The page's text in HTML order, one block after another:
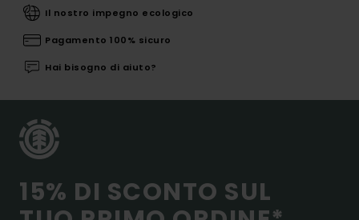
Il nostro impegno ecologico
Pagamento 100% sicuro
Hai bisogno di aiuto?
15% DI SCONTO SUL